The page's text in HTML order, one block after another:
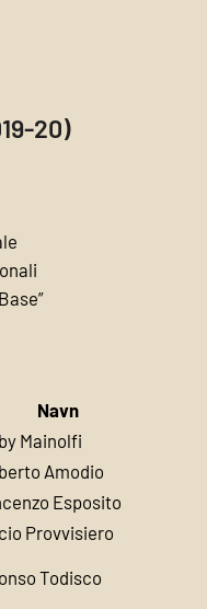
20)
Navn
Mainolfi
Amodio
Esposito
Provvisiero
Todisco